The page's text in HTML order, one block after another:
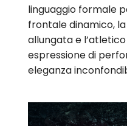
linguaggio formale
frontale dinamico,
allungata e
espressione di
eleganza